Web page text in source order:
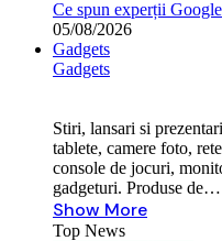
Ce spun experții Google
05/08/2026
Gadgets
Gadgets
Stiri, lansari si
tablete, camere foto,
console de jocuri,
gadgeturi. Produse de…
Show More
Top News